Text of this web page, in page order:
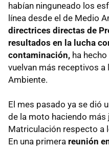
habían ninguneado los
línea desde el de Medio
directrices directas de
resultados en la lucha
contaminación, ha
vuelvan más receptivos
Ambiente.
El mes pasado ya se dió
de la moto haciendo
Matriculación respecto a
En una primera reunión